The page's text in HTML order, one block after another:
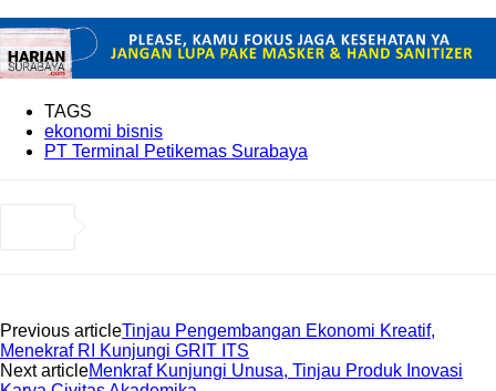
TAGS
ekonomi bisnis
PT Terminal Petikemas Surabaya
Previous articleTinjau Pengembangan Ekonomi Kreatif,
Menekraf RI Kunjungi GRIT ITS
Next articleMenkraf Kunjungi Unusa, Tinjau Produk Inovasi